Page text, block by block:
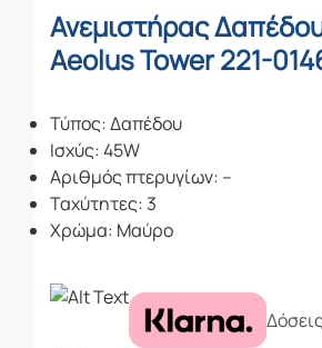
Ανεμιστήρας
Aeolus Tower 221-
Τύπος: Δαπέδου
Ισχύς: 45W
Αριθμός πτερυγίων: –
Ταχύτητες: 3
Χρώμα: Μαύρο